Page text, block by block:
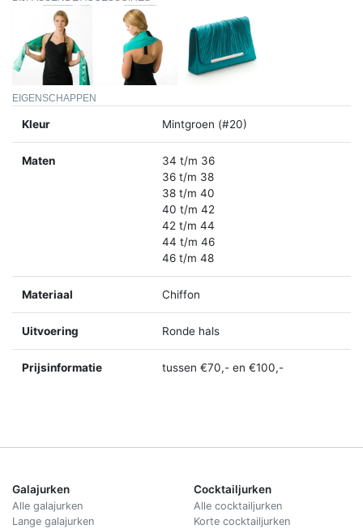
EIGENSCHAPPEN
Kleur Mintgroen (#20)
Maten
34 t/m 36
36 t/m 38
38 t/m 40
40 t/m 42
42 t/m 44
44 t/m 46
46 t/m 48
Materiaal Chiffon
Uitvoering Ronde hals
Prijsinformatie tussen €70,- en €100,-
Galajurken
Alle galajurken
Lange galajurken
Cocktailjurken
Alle cocktailjurken
Korte cocktailjurken